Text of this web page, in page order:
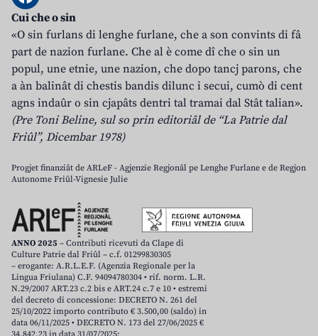
Cui che o sin
«O sin furlans di lenghe furlane, che a son convints di fâ
part de nazion furlane. Che al è come dî che o sin un
popul, une etnie, une nazion, che dopo tancj parons, che
a àn balinât di chestis bandis dilunc i secui, cumò di cent
agns indaûr o sin cjapâts dentri tal tramai dal Stât talian».
(Pre Toni Beline, sul so prin editoriâl de “La Patrie dal
Friûl”, Dicembar 1978)
Progjet finanziât de ARLeF - Agjenzie Regjonâl pe Lenghe Furlane e de Regjon
Autonome Friûl-Vignesie Julie
ANNO 2025 – Contributi ricevuti da Clape di
Culture Patrie dal Friûl – c.f. 01299830305
– erogante: A.R.L.E.F. (Agenzia Regionale per la
Lingua Friulana) C.F. 94094780304 • rif. norm. L.R.
N.29/2007 ART.23 c.2 bis e ART.24 c.7 e 10 • estremi
del decreto di concessione: DECRETO N. 261 del
25/10/2022 importo contributo € 3.500,00 (saldo) in
data 06/11/2025 • DECRETO N. 173 del 27/06/2025 €